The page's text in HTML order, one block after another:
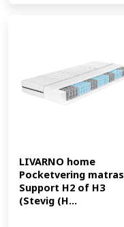
LIVARNO home
Pocketvering matras
Support H2 of H3
(Stevig (H...